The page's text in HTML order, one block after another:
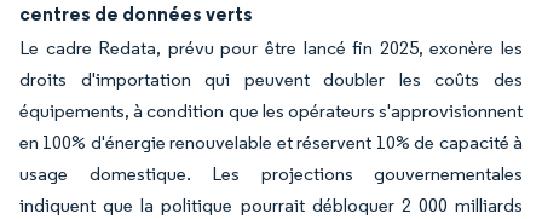
centres de données verts
Le cadre Redata, prévu pour être lancé fin 2025, exonère les
droits d'importation qui peuvent doubler les coûts des
équipements, à condition que les opérateurs s'approvisionnent
en 100% d'énergie renouvelable et réservent 10% de capacité à
usage domestique. Les projections gouvernementales
indiquent que la politique pourrait débloquer 2 000 milliards